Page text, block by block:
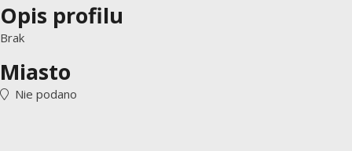
Opis profilu
Brak
Miasto
Nie podano